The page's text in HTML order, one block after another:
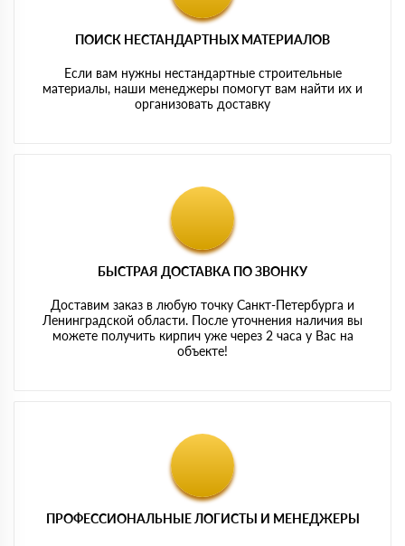
ПОИСК НЕСТАНДАРТНЫХ МАТЕРИАЛОВ
Если вам нужны нестандартные строительные
материалы, наши менеджеры помогут вам найти их и
организовать доставку
БЫСТРАЯ ДОСТАВКА ПО ЗВОНКУ
Доставим заказ в любую точку Санкт-Петербурга и
Ленинградской области. После уточнения наличия вы
можете получить кирпич уже через 2 часа у Вас на
объекте!
ПРОФЕССИОНАЛЬНЫЕ ЛОГИСТЫ И МЕНЕДЖЕРЫ